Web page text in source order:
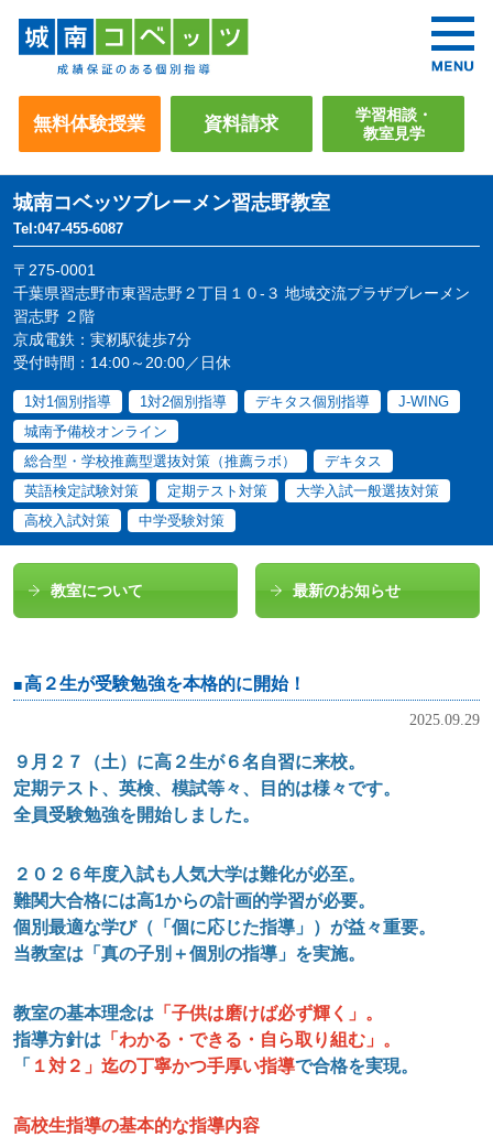
無料体験授業 資料請求
学習相談・
教室見学
城南コベッツブレーメン習志野教室
Tel:047-455-6087
〒275-0001
千葉県習志野市東習志野２丁目１０-３ 地域交流プラザブレーメン
習志野 ２階
京成電鉄：実籾駅徒歩7分
受付時間：14:00～20:00／日休
1対1個別指導 1対2個別指導 デキタス個別指導
J-WING
城南予備校オンライン
総合型・学校推薦型選抜対策（推薦ラボ）
デキタス
英語検定試験対策
定期テスト対策
大学入試一般選抜対策
高校入試対策
中学受験対策
教室について 最新のお知らせ
高２生が受験勉強を本格的に開始！
2025.09.29
９月２７（土）に高２生が６名自習に来校。
定期テスト、英検、模試等々、目的は様々です。
全員受験勉強を開始しました。
２０２６年度入試も人気大学は難化が必至。
難関大合格には高1からの計画的学習が必要。
個別最適な学び（「個に応じた指導」）が益々重要。
当教室は「真の子別＋個別の指導」を実施。
教室の基本理念は 「子供は磨けば必ず輝く」。
指導方針は 「わかる・できる・自ら取り組む」。
「 １対２」迄の丁寧かつ手厚い指導で合格を実現。
高校生指導の基本的な指導内容